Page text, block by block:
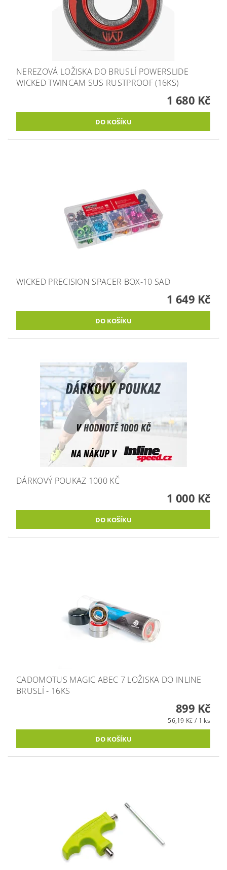
NEREZOVÁ LOŽISKA DO BRUSLÍ POWERSLIDE
WICKED TWINCAM SUS RUSTPROOF (16KS)
1 680 Kč
WICKED PRECISION SPACER BOX-10 SAD
1 649 Kč
DÁRKOVÝ POUKAZ 1000 KČ
1 000 Kč
CADOMOTUS MAGIC ABEC 7 LOŽISKA DO INLINE
BRUSLÍ - 16KS
899 Kč
56,19 Kč / 1 ks